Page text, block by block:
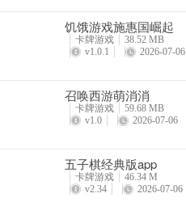
饥饿游戏施惠国崛起
卡牌游戏
38.52 MB
v1.0.1
2026-07-06
召唤西游萌消消
卡牌游戏
59.68 MB
v1.0
2026-07-06
五子棋经典版app
卡牌游戏
46.34 M
v2.34
2026-07-06